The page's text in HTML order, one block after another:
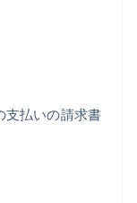
支払いの請求書